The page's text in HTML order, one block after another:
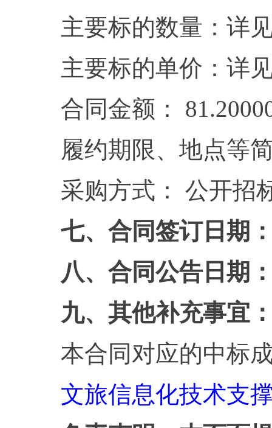
主要标的数量：详
主要标的单价：详
合同金额：
履约期限、地点等
采购方式： 公开招
七、合同签订日期
八、合同公告日期
九、其他补充事宜
本合同对应的中标
文旅信息化技术支